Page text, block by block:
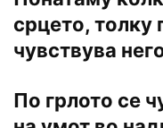
срцето, толку
чувствува
По грлото се